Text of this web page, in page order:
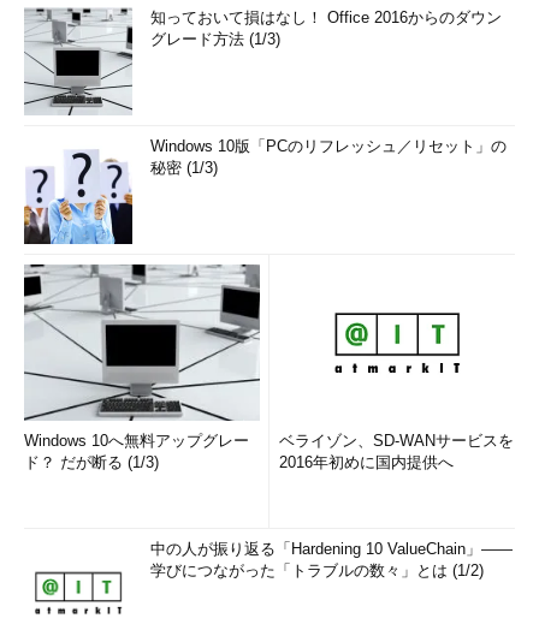
知っておいて損はなし！ Office 2016からのダウン
グレード方法 (1/3)
Windows 10版「PCのリフレッシュ／リセット」の
秘密 (1/3)
Windows 10へ無料アップグレー
ド？ だが断る (1/3)
ベライゾン、SD-WANサービスを
2016年初めに国内提供へ
中の人が振り返る「Hardening 10 ValueChain」――
学びにつながった「トラブルの数々」とは (1/2)